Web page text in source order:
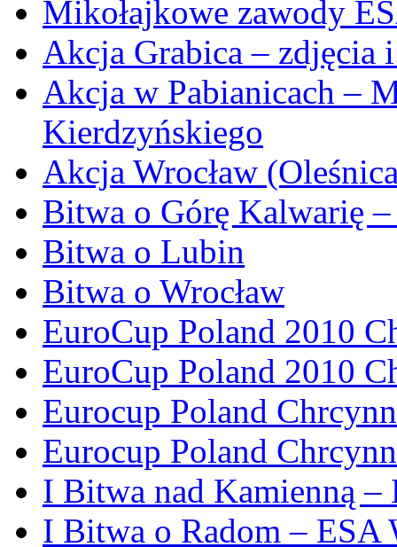
Mikołajkowe zawody
Akcja Grabica –
Akcja w Pabianicach –
Kierdzyńskiego
Akcja Wrocław
Bitwa o Górę Kalwarię
Bitwa o Lubin
Bitwa o Wrocław
EuroCup Poland 2010
EuroCup Poland 2010
Eurocup Poland
Eurocup Poland
I Bitwa nad Kamienną –
I Bitwa o Radom –